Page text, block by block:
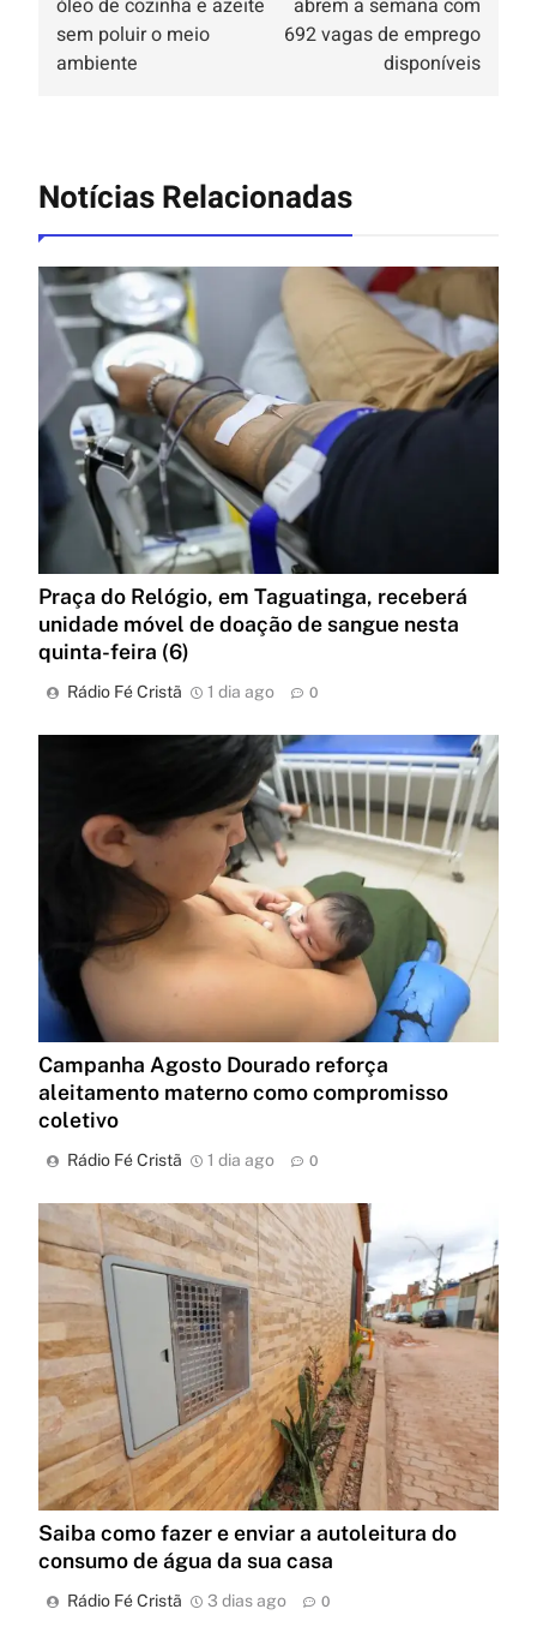
óleo de cozinha e azeite
sem poluir o meio
ambiente
abrem a semana com
692 vagas de emprego
disponíveis
Notícias Relacionadas
Praça do Relógio, em Taguatinga, receberá
unidade móvel de doação de sangue nesta
quinta-feira (6)
Rádio Fé Cristã 1 dia ago 0
Campanha Agosto Dourado reforça
aleitamento materno como compromisso
coletivo
Rádio Fé Cristã 1 dia ago 0
Saiba como fazer e enviar a autoleitura do
consumo de água da sua casa
Rádio Fé Cristã 3 dias ago 0